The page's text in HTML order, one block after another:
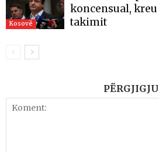
Kosovë
koncensual, kreu
takimit
PËRGJIGJU